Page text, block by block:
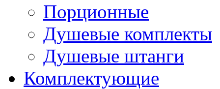
Порционные
Душевые комплекты
Душевые штанги
Комплектующие